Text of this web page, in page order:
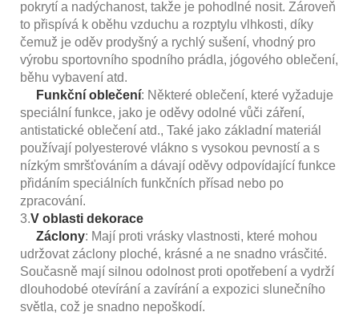
pokrytí a nadýchanost, takže je pohodlné nosit. Zároveň
to přispívá k oběhu vzduchu a rozptylu vlhkosti, díky
čemuž je oděv prodyšný a rychlý sušení, vhodný pro
výrobu sportovního spodního prádla, jógového oblečení,
běhu vybavení atd.
Funkční oblečení: Některé oblečení, které vyžaduje
speciální funkce, jako je oděvy odolné vůči záření,
antistatické oblečení atd., Také jako základní materiál
používají polyesterové vlákno s vysokou pevností a s
nízkým smršťováním a dávají oděvy odpovídající funkce
přidáním speciálních funkčních přísad nebo po
zpracování.
3.V oblasti dekorace
Záclony: Mají proti vrásky vlastnosti, které mohou
udržovat záclony ploché, krásné a ne snadno vrásčité.
Současně mají silnou odolnost proti opotřebení a vydrží
dlouhodobé otevírání a zavírání a expozici slunečního
světla, což je snadno nepoškodí.